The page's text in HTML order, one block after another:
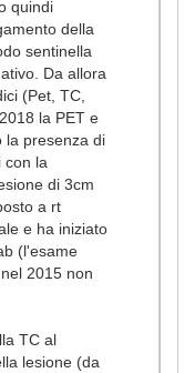
quindi
della
sentinella
Da allora
(Pet, TC,
la PET e
la presenza di
con la
di 3cm
a rt
e ha iniziato
(l'esame
2015 non
TC al
lesione (da